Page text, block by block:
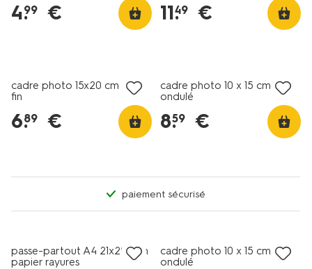
4.
99 € 11.
49 €
cadre photo 15x20 cm bois
fin
6.
89 €
cadre photo 10 x 15 cm bois
ondulé
8.
59 €
paiement sécurisé
passe-partout A4 21x29.7cm
papier rayures
cadre photo 10 x 15 cm bois
ondulé